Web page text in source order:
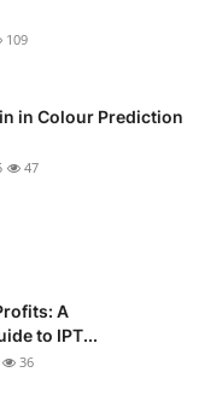
109
in Colour Prediction
47
A
to IPT...
36